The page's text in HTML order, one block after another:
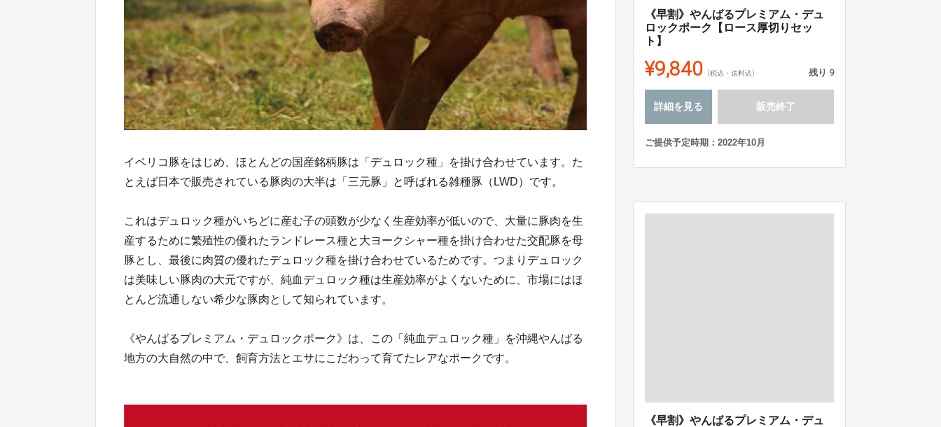
イベリコ豚をはじめ、ほとんどの国産銘柄豚は「デュロック種」を掛け合わせています。た
とえば日本で販売されている豚肉の大半は「三元豚」と呼ばれる雑種豚（LWD）です。
これはデュロック種がいちどに産む子の頭数が少なく生産効率が低いので、大量に豚肉を生
産するために繁殖性の優れたランドレース種と大ヨークシャー種を掛け合わせた交配豚を母
豚とし、最後に肉質の優れたデュロック種を掛け合わせているためです。つまりデュロック
は美味しい豚肉の大元ですが、純血デュロック種は生産効率がよくないために、市場にはほ
とんど流通しない希少な豚肉として知られています。
《やんばるプレミアム・デュロックポーク》は、この「純血デュロック種」を沖縄やんばる
地方の大自然の中で、飼育方法とエサにこだわって育てたレアなポークです。
《早割》やんばるプレミアム・デュ
ロックポーク【ロース厚切りセッ
ト】
¥9,840 (税込・送料込) 残り 9
詳細を見る 販売終了
ご提供予定時期：2022年10月
《早割》やんばるプレミアム・デュ